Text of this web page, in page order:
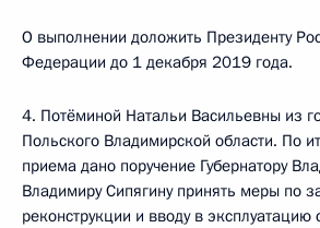
О выполнении доложить Президенту
Федерации до 1 декабря 2019 года.
4. Потёминой Натальи Васильевны из
Польского Владимирской области. По
приема дано поручение Губернатору
Владимиру Сипягину принять меры по
реконструкции и вводу в эксплуатацию